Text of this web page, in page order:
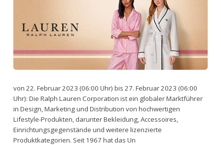
von 22. Februar 2023 (06:00 Uhr) bis 27. Februar 2023 (06:00
Uhr): Die Ralph Lauren Corporation ist ein globaler Marktführer
in Design, Marketing und Distribution von hochwertigen
Lifestyle-Produkten, darunter Bekleidung, Accessoires,
Einrichtungsgegenstände und weitere lizenzierte
Produktkategorien. Seit 1967 hat das Un